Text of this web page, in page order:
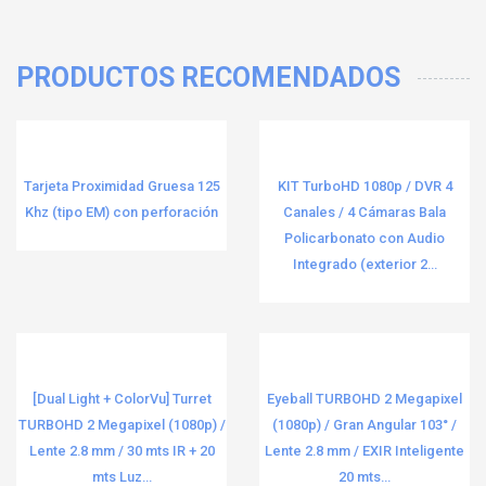
PRODUCTOS RECOMENDADOS
Tarjeta Proximidad Gruesa 125
Khz (tipo EM) con perforación
KIT TurboHD 1080p / DVR 4
Canales / 4 Cámaras Bala
Policarbonato con Audio
Integrado (exterior 2...
[Dual Light + ColorVu] Turret
TURBOHD 2 Megapixel (1080p) /
Lente 2.8 mm / 30 mts IR + 20
mts Luz...
Eyeball TURBOHD 2 Megapixel
(1080p) / Gran Angular 103° /
Lente 2.8 mm / EXIR Inteligente
20 mts...